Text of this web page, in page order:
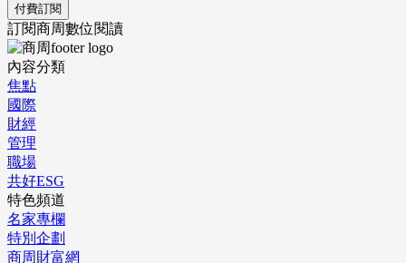
付費訂閱
訂閱商周數位閱讀
內容分類
焦點
國際
財經
管理
職場
共好ESG
特色頻道
名家專欄
特別企劃
商周財富網